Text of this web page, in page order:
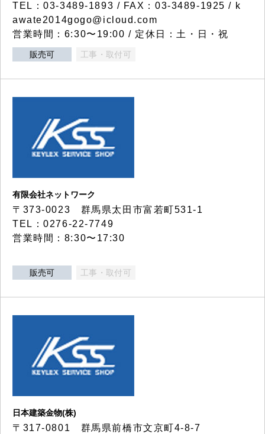
TEL：03-3489-1893 / FAX：03-3489-1925 / k
awate2014gogo@icloud.com
営業時間：6:30〜19:00 / 定休日：土・日・祝
販売可 工事・取付可
有限会社ネットワーク
〒373-0023 群馬県太田市富若町531-1
TEL：0276-22-7749
営業時間：8:30〜17:30
販売可 工事・取付可
日本建築金物(株)
〒317‐0801 群馬県前橋市文京町4-8-7